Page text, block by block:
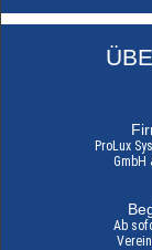
ProLux
GmbH
Ab